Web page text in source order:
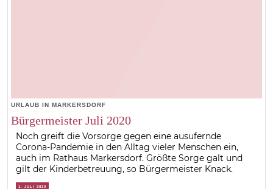
URLAUB IN MARKERSDORF
Bürgermeister Juli 2020
Noch greift die Vorsorge gegen eine ausufernde
Corona-Pandemie in den Alltag vieler Menschen ein,
auch im Rathaus Markersdorf. Größte Sorge galt und
gilt der Kinderbetreuung, so Bürgermeister Knack.
1. JULI 2020